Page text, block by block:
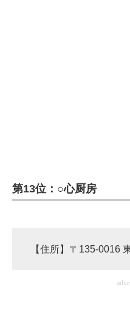
第13位：○心厨房
【住所】〒135-0016